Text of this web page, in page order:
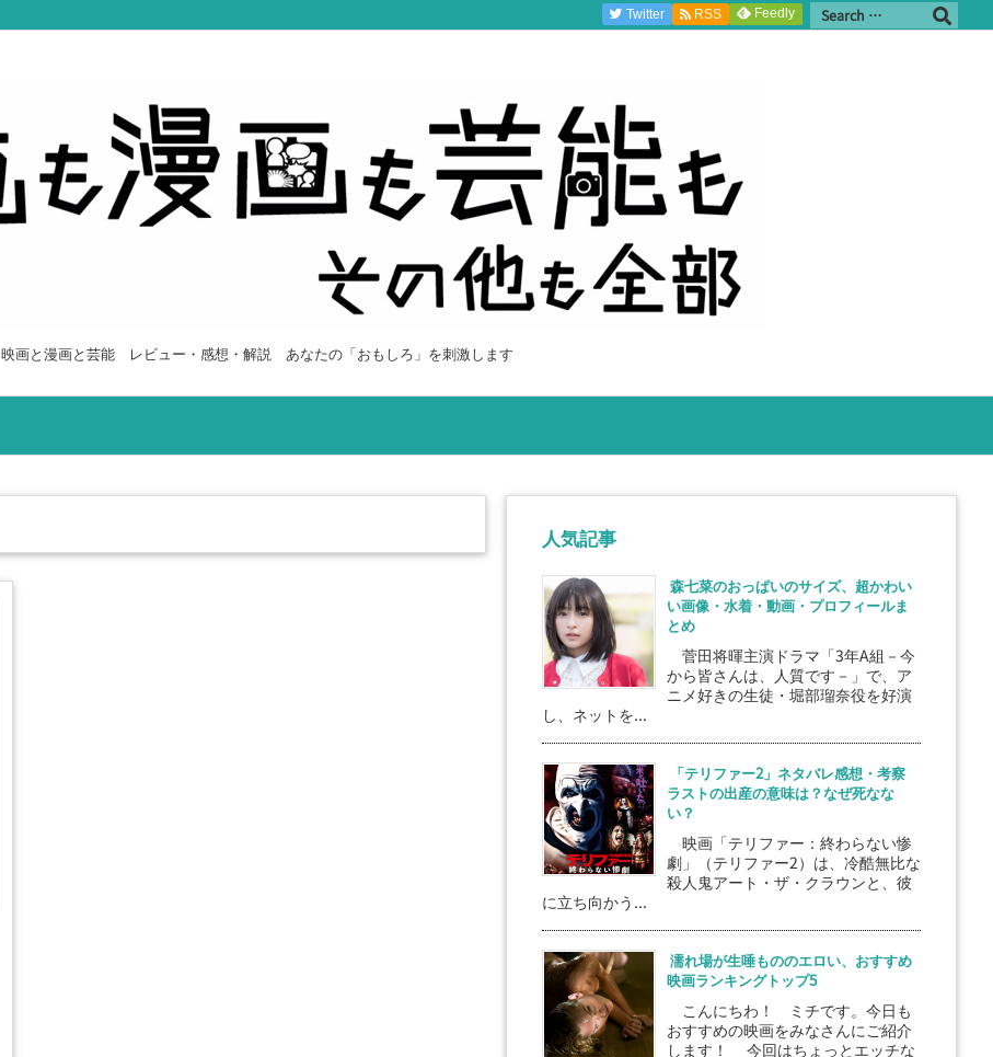
映画と漫画と芸能 レビュー・感想・解説 あなたの「おもしろ」を刺激します
Twitter RSS Feedly
人気記事
森七菜のおっぱいのサイズ、超かわい
い画像・水着・動画・プロフィールま
とめ
菅田将暉主演ドラマ「3年A組－今
から皆さんは、人質です－」で、ア
ニメ好きの生徒・堀部瑠奈役を好演
し、ネットを...
「テリファー2」ネタバレ感想・考察
ラストの出産の意味は？なぜ死なな
い？
映画「テリファー：終わらない惨
劇」（テリファー2）は、冷酷無比な
殺人鬼アート・ザ・クラウンと、彼
に立ち向かう...
濡れ場が生唾もののエロい、おすすめ
映画ランキングトップ5
こんにちわ！ ミチです。今日も
おすすめの映画をみなさんにご紹介
します！ 今回はちょっとエッチな